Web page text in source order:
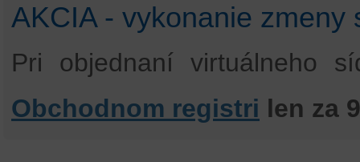
AKCIA - vykonanie zmeny
Pri objednaní virtuálneho
Obchodnom registri len za